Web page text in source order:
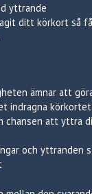
yttrande
ditt körkort så
ämnar att
indragna
chansen att yttra
och yttranden